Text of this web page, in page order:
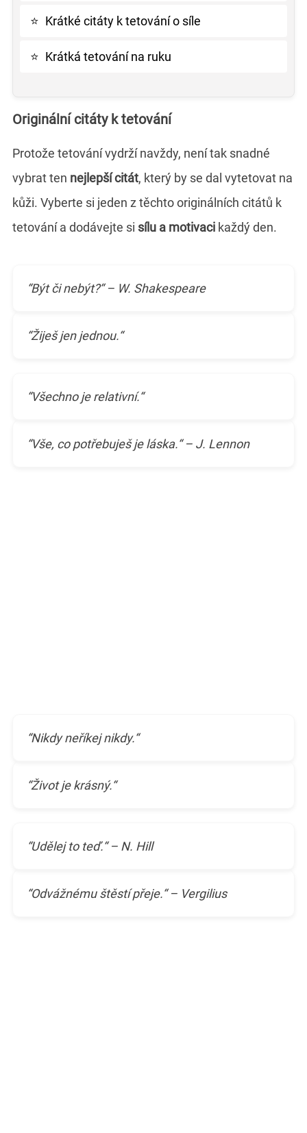
⭐ Krátké citáty k tetování o síle
⭐ Krátká tetování na ruku
Originální citáty k tetování
Protože tetování vydrží navždy, není tak snadné
vybrat ten nejlepší citát, který by se dal vytetovat na
kůži. Vyberte si jeden z těchto originálních citátů k
tetování a dodávejte si sílu a motivaci každý den.
“Být či nebýt?“ – W. Shakespeare
“Žiješ jen jednou.“
“Všechno je relativní.“
“Vše, co potřebuješ je láska.“ – J. Lennon
“Nikdy neříkej nikdy.“
“Život je krásný.“
“Udělej to teď.“ – N. Hill
“Odvážnému štěstí přeje.“ – Vergilius